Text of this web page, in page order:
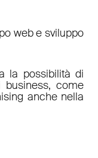
web e sviluppo
la possibilità di
come
anche nella